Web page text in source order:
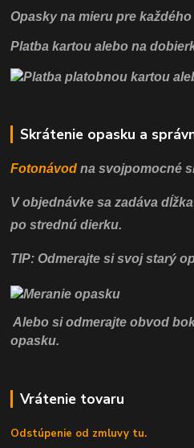
Opasky na mieru pre každého
Platba kartou alebo na
Skrátenie opasku a
Fotonávod na svojpomocné
V objednávke sa zadáva
po strednú dierku.
TIP: Odmerajte si svoj starý
Alebo si odmerajte obvod
opasku.
Vrátenie tovaru
Odstúpenie od zmluvy tu.